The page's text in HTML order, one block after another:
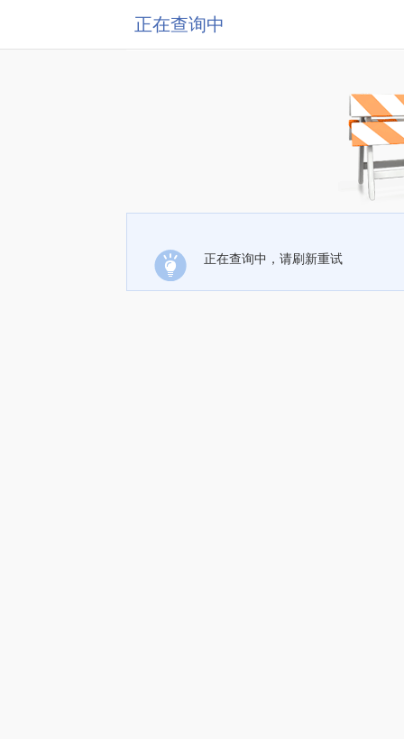
正在查询中
正在查询中，请刷新重试